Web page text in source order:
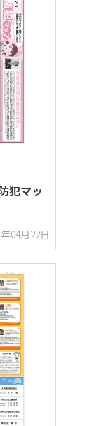
犯マッ
04月22日